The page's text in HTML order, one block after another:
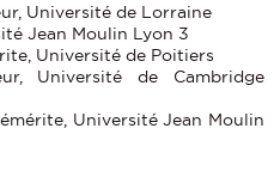
Université de Lorraine
Jean Moulin Lyon 3
Université de Poitiers
Université de Cambridge
Université Jean Moulin